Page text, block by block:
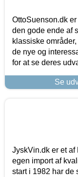
OttoSuenson.dk
den gode ende af
klassiske
de nye og
for at se deres
Se
JyskVin.dk er et af
egen import af
start i 1982 har de